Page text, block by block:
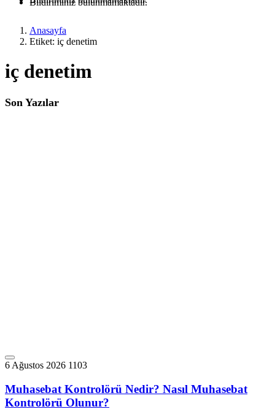
Bildiriminiz bulunmamaktadır.
Anasayfa
Etiket: iç denetim
iç denetim
Son Yazılar
6 Ağustos 2026 1103
Muhasebat Kontrolörü Nedir? Nasıl Muhasebat
Kontrolörü Olunur?